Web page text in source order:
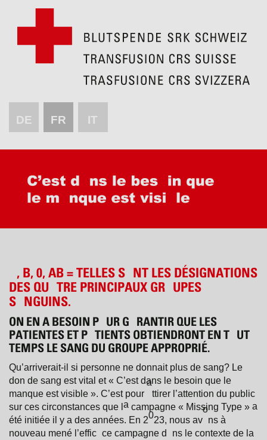
DE FR IT
, B,0,AB= TELLES S NT LES DÉSIGNATIONS
DES QU TRE PRINCIPAUX GR UPES
S NGUINS.
ON EN A BESOIN P UR G RANTIR QUE LES
PATIENTES ET P TIENTS
O
BTIENDRONT EN T UT
TEMPS LE SANG DU GROUPEAPPROPRIÉ.
Qu’arriverait-il si personne ne donnaitplus de sang? Le
don de sang estvita et « C’estdans le besoin que le
manque est visible ». C’est pour ttirer l’attention du public
sur ces circonstances que campagne « Missing Type »
a
été initiée il y a des années. En 2 023, nous av ns à
nouveau mené l’effic ce campagne d ns le contexte de a